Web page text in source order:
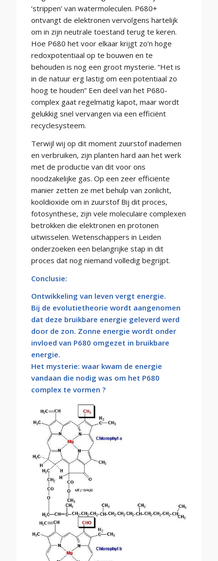
‘strippen’ van watermoleculen. P680+
ontvangt de elektronen vervolgens hartelijk
om in zijn neutrale toestand terug te keren.
Hoe P680 het voor elkaar krijgt zo’n hoge
redoxpotentiaal op te bouwen en te
behouden is nog een groot mysterie. “Het is
in de natuur erg lastig om een potentiaal zo
hoog te houden” Een deel van het P680-
complex gaat regelmatig kapot, maar wordt
gelukkig snel vervangen via een efficiënt
recyclesysteem.
Terwijl wij op dit moment zuurstof inademen
en verbruiken, zijn planten hard aan het werk
met de productie van dit voor ons
noodzakelijke gas. Op een zeer efficiënte
manier zetten ze met behulp van zonlicht,
kooldioxide om in zuurstof Bij dit proces,
fotosynthese, zijn vele moleculaire complexen
betrokken die elektronen en protonen
uitwisselen. Wetenschappers in Leiden
onderzoeken een belangrijke stap in dit
proces dat nog niemand volledig begrijpt.
Conclusie:
Ontwikkeling van leven vergt energie.
Bij de evolutietheorie wordt aangenomen
dat deze bruikbare energie geleverd werd
door de zon. Zonne energie wordt onder
invloed van P680 omgezet in bruikbare
energie.
Het mysterie: waar kwam de energie
vandaan die nodig was om het P680
complex te vormen ?